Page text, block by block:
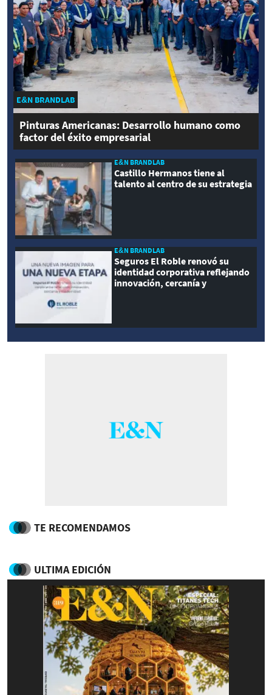
E&N BRANDLAB
Pinturas Americanas: Desarrollo humano como
factor del éxito empresarial
E&N BRANDLAB
Castillo Hermanos tiene al
talento al centro de su estrategia
E&N BRANDLAB
Seguros El Roble renovó su
identidad corporativa reflejando
innovación, cercanía y
TE RECOMENDAMOS
ULTIMA EDICIÓN